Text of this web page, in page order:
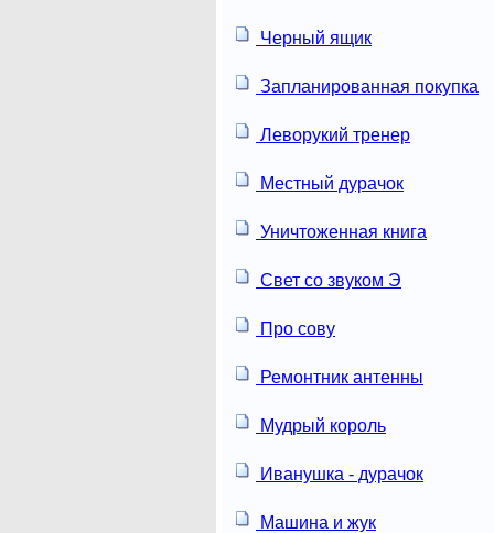
Черный ящик
Запланированная покупка
Леворукий тренер
Местный дурачок
Уничтоженная книга
Свет со звуком Э
Про сову
Ремонтник антенны
Мудрый король
Иванушка - дурачок
Машина и жук